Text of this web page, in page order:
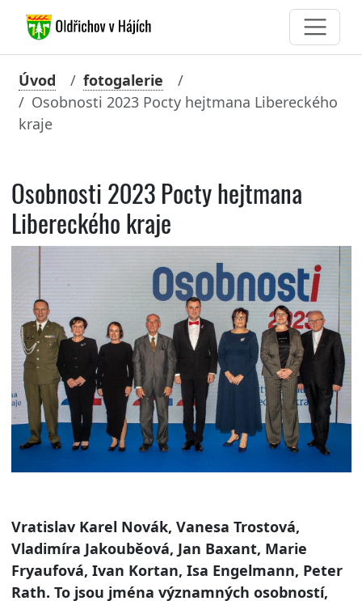
Úvod
fotogalerie
Osobnosti 2023 Pocty hejtmana Libereckého
kraje
Osobnosti 2023 Pocty hejtmana
Libereckého kraje
Vratislav Karel Novák, Vanesa Trostová,
Vladimíra Jakouběová, Jan Baxant, Marie
Fryaufová, Ivan Kortan, Isa Engelmann, Peter
Rath. To jsou jména významných osobností,